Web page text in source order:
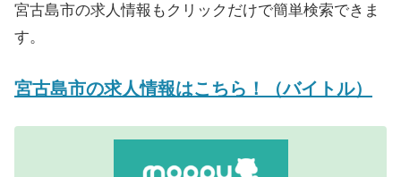
宮古島市の求人情報もクリックだけで簡単検索できま
す。
宮古島市の求人情報はこちら！（バイトル）